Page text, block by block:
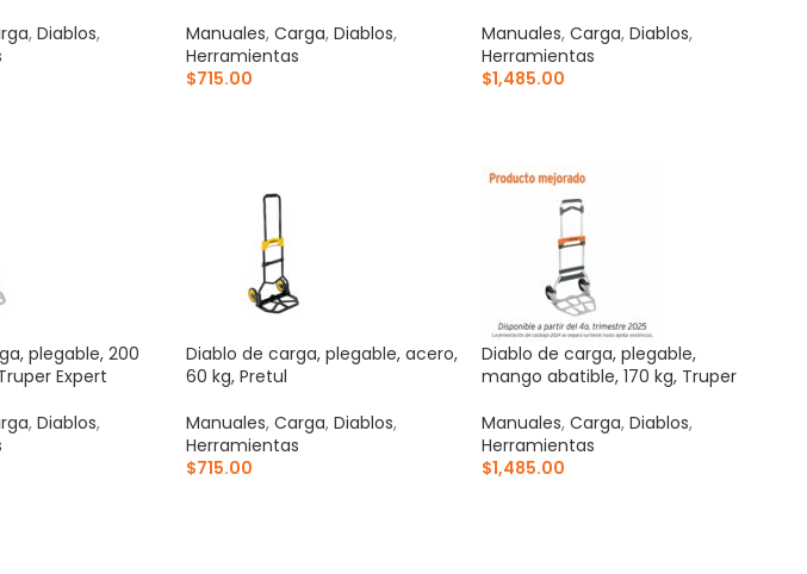
, Diablos,
Manuales, Carga, Diablos,
Herramientas
$715.00
Manuales,Carga,Diablos,
Herramientas
$1,485.00
plegable, 200
Expert
, Diablos,
Diablo de carga, plegable, acero,
60 kg, Pretul
Manuales, Carga, Diablos,
Herramientas
$715.00
Diablo de carga, plegable,
mango abatible, 170 kg, Truper
Manuales,Carga,Diablos,
Herramientas
$1,485.00